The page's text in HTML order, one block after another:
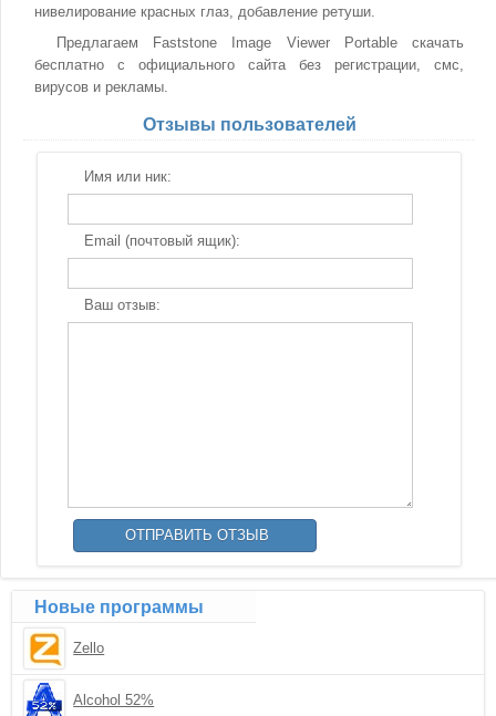
нивелирование красных глаз, добавление ретуши.
Предлагаем Faststone Image Viewer Portable скачать
бесплатно с официального сайта без регистрации, смс,
вирусов и рекламы.
Отзывы пользователей
Имя или ник:
Email (почтовый ящик):
Ваш отзыв:
Новые программы
Zello
Alcohol 52%